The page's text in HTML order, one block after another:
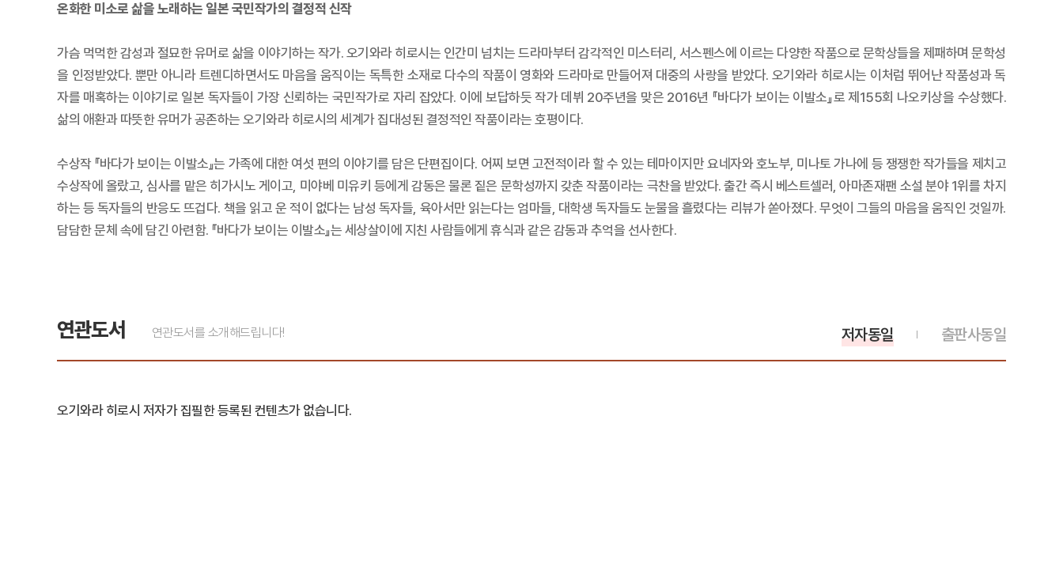
온화한 미소로 삶을 노래하는 일본 국민작가의 결정적 신작
가슴 먹먹한 감성과 절묘한 유머로 삶을 이야기하는 작가. 오기와라 히로시는 인간미 넘치는 드라마부터 감각적인 미스터리, 서스펜스에 이르는 다양한 작품으로 문학상들을 제패하며 문학성
을 인정받았다. 뿐만 아니라 트렌디하면서도 마음을 움직이는 독특한 소재로 다수의 작품이 영화와 드라마로 만들어져 대중의 사랑을 받았다. 오기와라 히로시는 이처럼 뛰어난 작품성과 독
자를 매혹하는 이야기로 일본 독자들이 가장 신뢰하는 국민작가로 자리 잡았다. 이에 보답하듯 작가 데뷔 20주년을 맞은 2016년 『바다가 보이는 이발소』로 제155회 나오키상을 수상했다.
삶의 애환과 따뜻한 유머가 공존하는 오기와라 히로시의 세계가 집대성된 결정적인 작품이라는 호평이다.
수상작 『바다가 보이는 이발소』는 가족에 대한 여섯 편의 이야기를 담은 단편집이다. 어찌 보면 고전적이라 할 수 있는 테마이지만 요네자와 호노부, 미나토 가나에 등 쟁쟁한 작가들을 제치고
수상작에 올랐고, 심사를 맡은 히가시노 게이고, 미야베 미유키 등에게 감동은 물론 짙은 문학성까지 갖춘 작품이라는 극찬을 받았다. 출간 즉시 베스트셀러, 아마존재팬 소설 분야 1위를 차지
하는 등 독자들의 반응도 뜨겁다. 책을 읽고 운 적이 없다는 남성 독자들, 육아서만 읽는다는 엄마들, 대학생 독자들도 눈물을 흘렸다는 리뷰가 쏟아졌다. 무엇이 그들의 마음을 움직인 것일까.
담담한 문체 속에 담긴 아련함. 『바다가 보이는 이발소』는 세상살이에 지친 사람들에게 휴식과 같은 감동과 추억을 선사한다.
연관도서 연관도서를 소개해드립니다! 출판사동일
저자동일
오기와라 히로시 저자가 집필한 등록된 컨텐츠가 없습니다.